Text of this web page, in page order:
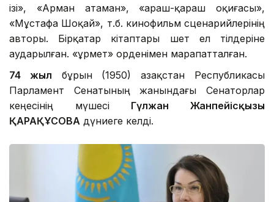
ізі», «Арман атаман», «Қараш-қараш оқиғасы»,
«Мұстафа Шоқай», т.б. кинофильм сценарийлерінің
авторы. Бірқатар кітаптары шет ел тілдеріне
аударылған. «Құрмет» орденімен марапатталған.
74 жыл бұрын (1950) Қазақстан Республикасы
Парламент Сенатының жанындағы Сенаторлар
кеңесінің мүшесі Гүлжан Жанпейісқызы
ҚАРАҚҰСОВА дүниеге келді.